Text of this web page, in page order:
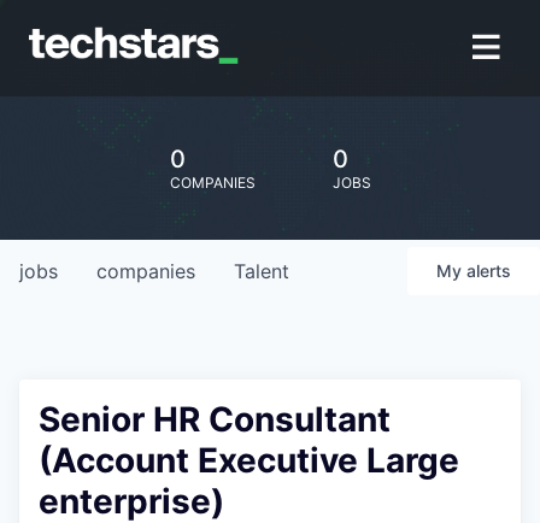
0
COMPANIES
0
JOBS
jobs companies Talent My alerts
Senior HR Consultant
(Account Executive Large
enterprise)